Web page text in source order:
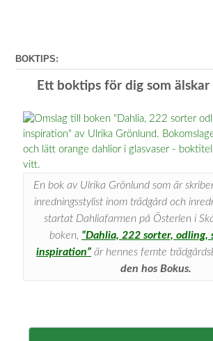
BOKTIPS:
Ett boktips för dig som älskar
En bok av Ulrika Grönlund som är
inredningsstylist inom trädgård och
startat Dahliafarmen på Österlen i
boken, ”Dahlia, 222 sorter, odling,
inspiration” är hennes femte
den hos Bokus.